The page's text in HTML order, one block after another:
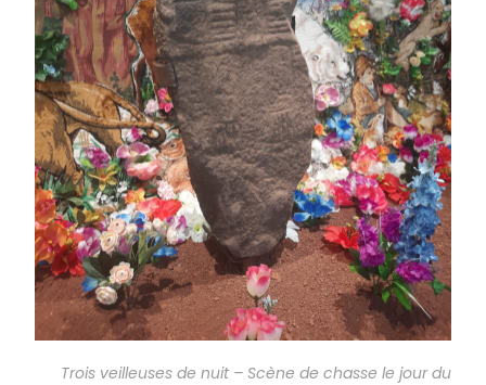
Trois veilleuses de nuit – Scène de chasse le jour du